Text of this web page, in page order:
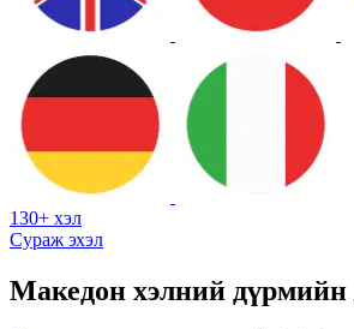
130+ хэл
Сураж эхэл
Македон хэлний дүрмийн